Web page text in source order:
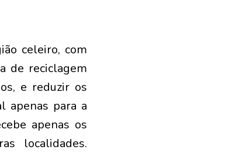
celeiro, com
de reciclagem
e reduzir os
apenas para a
apenas os
localidades.